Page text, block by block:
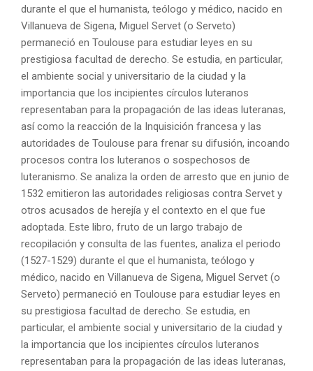
durante el que el humanista, teólogo y médico, nacido en
Villanueva de Sigena, Miguel Servet (o Serveto)
permaneció en Toulouse para estudiar leyes en su
prestigiosa facultad de derecho. Se estudia, en particular,
el ambiente social y universitario de la ciudad y la
importancia que los incipientes círculos luteranos
representaban para la propagación de las ideas luteranas,
así como la reacción de la Inquisición francesa y las
autoridades de Toulouse para frenar su difusión, incoando
procesos contra los luteranos o sospechosos de
luteranismo. Se analiza la orden de arresto que en junio de
1532 emitieron las autoridades religiosas contra Servet y
otros acusados de herejía y el contexto en el que fue
adoptada. Este libro, fruto de un largo trabajo de
recopilación y consulta de las fuentes, analiza el periodo
(1527-1529) durante el que el humanista, teólogo y
médico, nacido en Villanueva de Sigena, Miguel Servet (o
Serveto) permaneció en Toulouse para estudiar leyes en
su prestigiosa facultad de derecho. Se estudia, en
particular, el ambiente social y universitario de la ciudad y
la importancia que los incipientes círculos luteranos
representaban para la propagación de las ideas luteranas,